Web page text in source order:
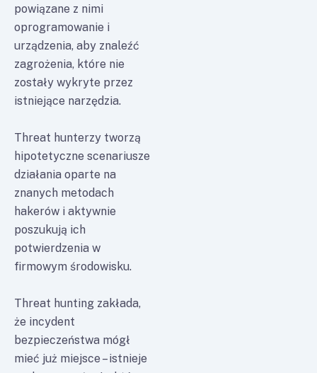
powiązane z nimi
oprogramowanie i
urządzenia, aby znaleźć
zagrożenia, które nie
zostały wykryte przez
istniejące narzędzia.
Threat hunterzy tworzą
hipotetyczne scenariusze
działania oparte na
znanych metodach
hakerów i aktywnie
poszukują ich
potwierdzenia w
firmowym środowisku.
Threat hunting zakłada,
że incydent
bezpieczeństwa mógł
mieć już miejsce – istnieje